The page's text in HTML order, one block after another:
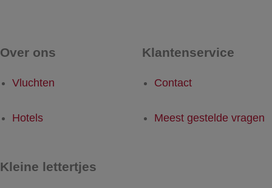
Over ons
Vluchten
Hotels
Klantenservice
Contact
Meest gestelde vragen
Kleine lettertjes